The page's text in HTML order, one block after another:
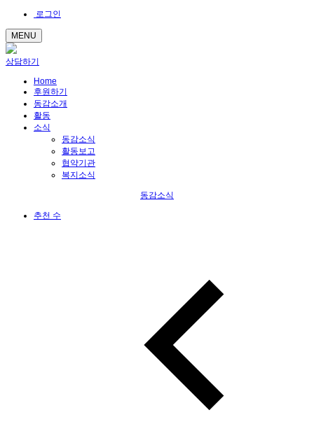
로그인
MENU
상담하기
Home
후원하기
동감소개
활동
소식
동감소식
활동보고
협약기관
복지소식
동감소식
추천 수